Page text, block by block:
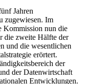
Jahren
zugewiesen. Im
Kommission nun die
die zweite Hälfte der
und die wesentlichen
erörtert.
der
der Datenwirtschaft
Entwicklungen.